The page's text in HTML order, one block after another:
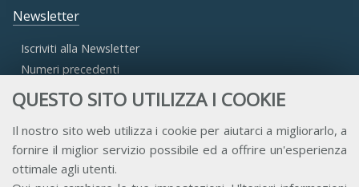
QUESTO SITO UTILIZZA I COOKIE
Il nostro sito web utilizza i cookie per aiutarci a migliorarlo, a
fornire il miglior servizio possibile ed a offrire un'esperienza
ottimale agli utenti.
Newsletter
Iscriviti alla Newsletter
Numeri precedenti
Accesso Aderenti
Accesso Consulta